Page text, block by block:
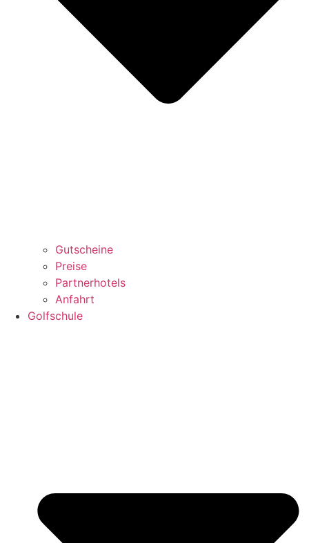
Gutscheine
Preise
Partnerhotels
Anfahrt
Golfschule